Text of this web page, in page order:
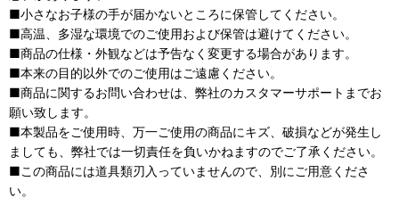
■小さなお子様の手が届かないところに保管してください。
■高温、多湿な環境でのご使用および保管は避けてください。
■商品の仕様・外観などは予告なく変更する場合があります。
■本来の目的以外でのご使用はご遠慮ください。
■商品に関するお問い合わせは、弊社のカスタマーサポートまでお
願い致します。
■本製品をご使用時、万一ご使用の商品にキズ、破損などが発生し
ましても、弊社では一切責任を負いかねますのでご了承ください。
■この商品には道具類刃入っていませんので、別にご用意くださ
い。